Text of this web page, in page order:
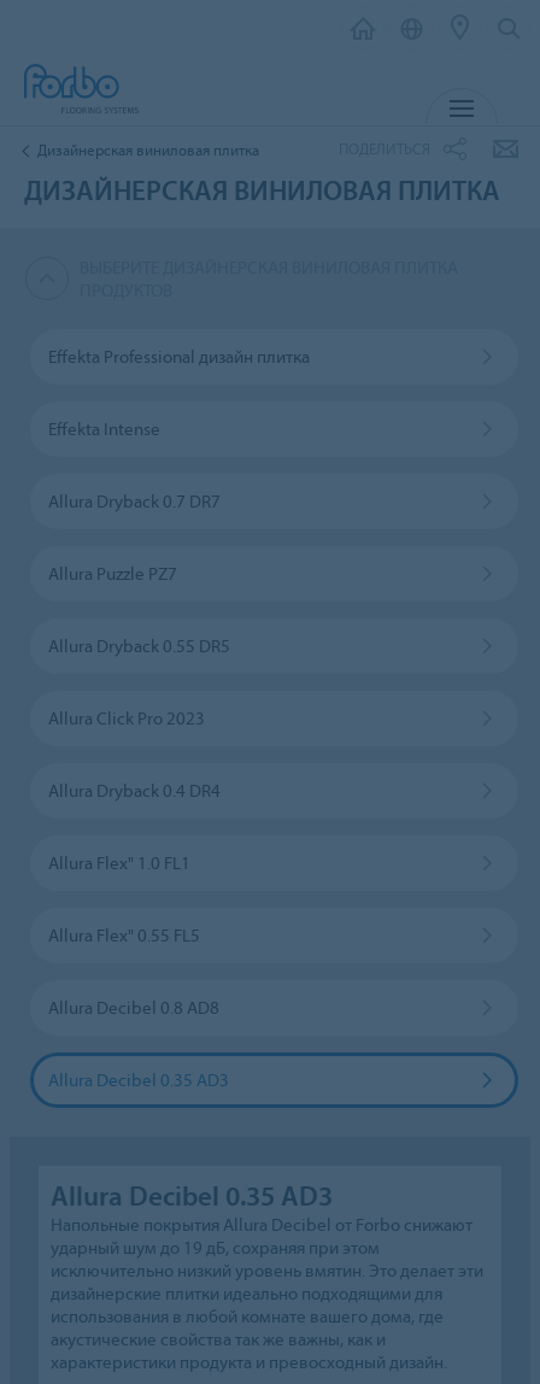
Дизайнерская виниловая плитка
ДИЗАЙНЕРСКАЯ ВИНИЛОВАЯ ПЛИТКА
Effekta Professional дизайн плитка
Effekta Intense
Allura Dryback 0.7 DR7
Allura Puzzle PZ7
Allura Dryback 0.55 DR5
Allura Click Pro 2023
Allura Dryback 0.4 DR4
Allura Flex" 1.0 FL1
Allura Flex" 0.55 FL5
Allura Decibel 0.8 AD8
Allura Decibel 0.35 AD3
Allura Decibel 0.35 AD3
Напольные покрытия Allura Decibel от Forbo снижают
ударный шум до 19 дБ, сохраняя при этом
исключительно низкий уровень вмятин. Это делает эти
дизайнерские плитки идеально подходящими для
использования в любой комнате вашего дома, где
акустические свойства так же важны, как и
характеристики продукта и превосходный дизайн.